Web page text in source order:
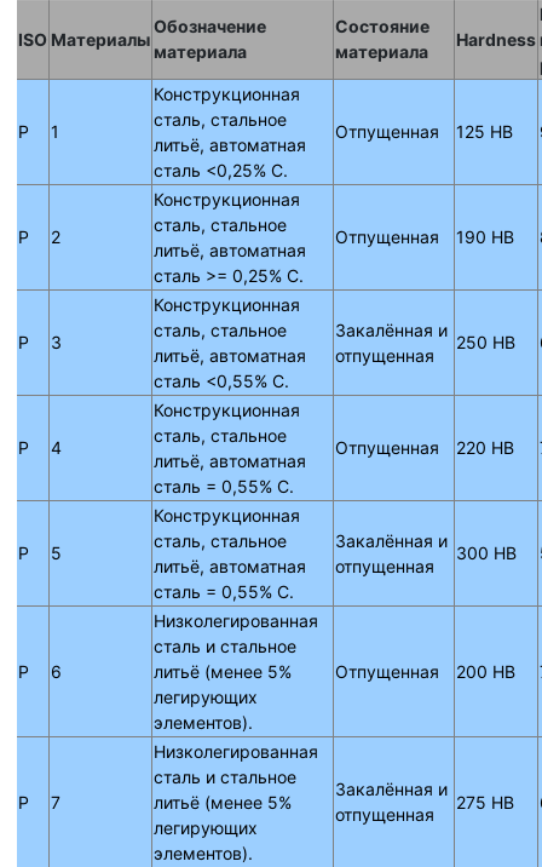
ISO Материалы
Обозначение
материала
Состояние
материала
Hardness
P 1
Конструкционная
сталь, стальное
литьё, автоматная
сталь <0,25% C.
Отпущенная 125 HB
P 2
Конструкционная
сталь, стальное
литьё, автоматная
сталь >= 0,25% C.
Отпущенная 190 HB
P 3
Конструкционная
сталь, стальное
литьё, автоматная
сталь <0,55% C.
Закалённая и
отпущенная
250 HB
P 4
Конструкционная
сталь, стальное
литьё, автоматная
сталь = 0,55% C.
Отпущенная 220 HB
P 5
Конструкционная
сталь, стальное
литьё, автоматная
сталь = 0,55% C.
Закалённая и
отпущенная
300 HB
P 6
Низколегированная
сталь и стальное
литьё (менее 5%
легирующих
элементов).
Отпущенная 200 HB
P 7
Низколегированная
сталь и стальное
литьё (менее 5%
легирующих
элементов).
Закалённая и
отпущенная
275 HB